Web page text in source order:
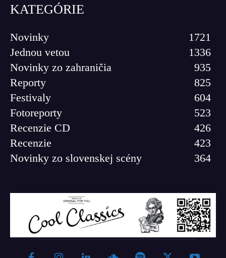
KATEGÓRIE
Novinky
1721
Jednou vetou
1336
Novinky zo zahraničia
935
Reporty
825
Festivaly
604
Fotoreporty
523
Recenzie CD
426
Recenzie
423
Novinky zo slovenskej scény
364